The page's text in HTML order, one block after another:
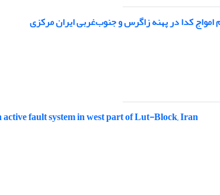
امواج کدا در پهنه زاگرس و جنوب‌غربی ایران مرکزی
fault system in west part of Lut-Block, Iran